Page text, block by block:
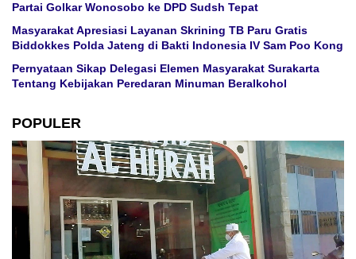
Partai Golkar Wonosobo ke DPD Sudsh Tepat
Masyarakat Apresiasi Layanan Skrining TB Paru Gratis
Biddokkes Polda Jateng di Bakti Indonesia IV Sam Poo Kong
Pernyataan Sikap Delegasi Elemen Masyarakat Surakarta
Tentang Kebijakan Peredaran Minuman Beralkohol
POPULER